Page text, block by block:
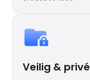
Veilig & privé